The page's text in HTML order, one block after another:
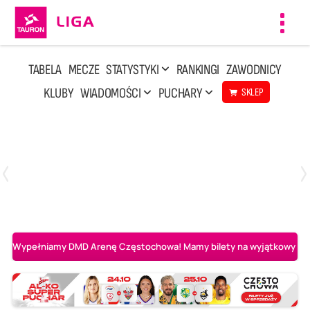
TABELA MECZE STATYSTYKI RANKINGI ZAWODNICY
KLUBY WIADOMOŚCI PUCHARY SKLEP
Wypełniamy DMD Arenę Częstochowa! Mamy bilety na wyjątkowy